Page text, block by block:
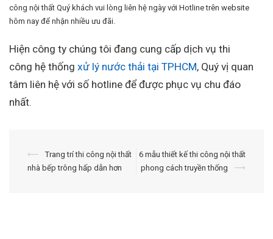
công nội thất Quý khách vui lòng liên hệ ngày với Hotline trên website
hôm nay để nhận nhiều ưu đãi.
Hiện công ty chúng tôi đang cung cấp dịch vụ thi
công hệ thống xử lý nước thải tại TPHCM, Quý vị quan
tâm liên hệ với số hotline để được phục vụ chu đáo
nhất.
Điều
hướng
⟵
Trang trí thi công nội thất
nhà bếp trông hấp dẫn hơn
6 mẫu thiết kế thi công nội thất
phong cách truyền thống
⟶